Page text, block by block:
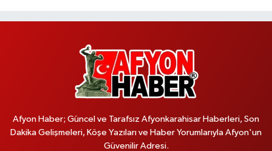
Afyon Haber; Güncel ve Tarafsız Afyonkarahisar Haberleri, Son
Dakika Gelişmeleri, Köşe Yazıları ve Haber Yorumlarıyla Afyon'un
Güvenilir Adresi.